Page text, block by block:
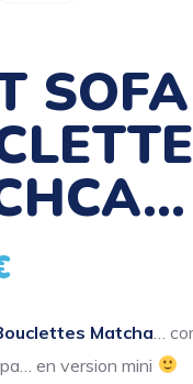
SOFA
Matcha …
en version mini